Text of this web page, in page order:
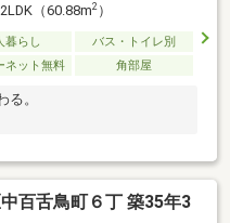
（60.88m2）
暮らし
バス・トイレ別
ネット無料 角部屋
る。
百舌鳥町６丁 築35年3